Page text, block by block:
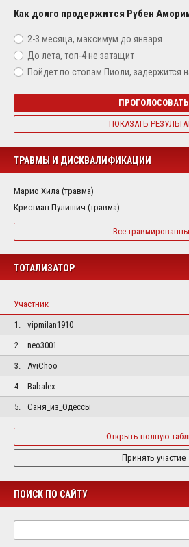
Как долго продержится Рубен
2-3 месяца, максимум до января
До лета, топ-4 не затащит
Пойдет по стопам Пиоли, задержится
ПРОГОЛОСОВАТЬ
ПОКАЗАТЬ
ТРАВМЫ И ДИСКВАЛИФИКАЦИИ
Марио Хила (травма)
Кристиан Пулишич (травма)
Все
ТОТАЛИЗАТОР
Участник
1.
vipmilan1910
2.
neo3001
3.
AviChoo
4.
Babalex
5.
Саня_из_Одессы
Открыть полную
Принять участие
ПОИСК ПО САЙТУ